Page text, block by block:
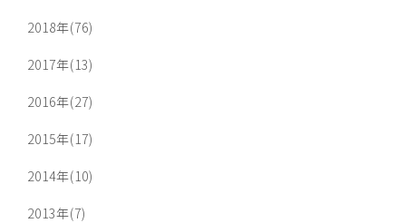
2018年(76)
2017年(13)
2016年(27)
2015年(17)
2014年(10)
2013年(7)